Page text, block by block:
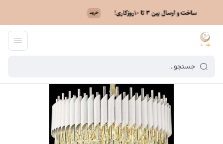
ماه نو / فهرست محصولات